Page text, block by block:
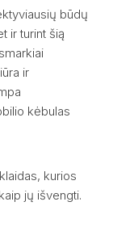
būdų
ir turint šią
ir
kėbulas
kurios
jų išvengti.